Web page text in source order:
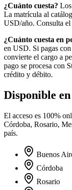
¿Cuánto cuesta?
La matrícula al
USD/año. Consulta el
¿Cuánto cuesta en
en USD. Si pagas
convierte el cargo a
pago se procesa con
crédito y débito.
Disponible
El acceso es 100%
Córdoba, Rosario,
país.
Buenos
Córdoba
Rosario